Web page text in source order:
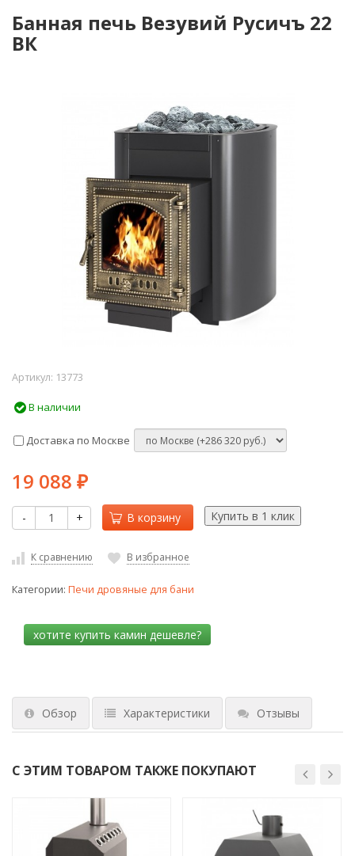
Банная печь Везувий Русичъ 22
ВК
Артикул: 13773
В наличии
Доставка по Москве
19 088 ₽
- + В корзину
К сравнению В избранное
Категории: Печи дровяные для бани
Обзор Характеристики Отзывы
С ЭТИМ ТОВАРОМ ТАКЖЕ ПОКУПАЮТ